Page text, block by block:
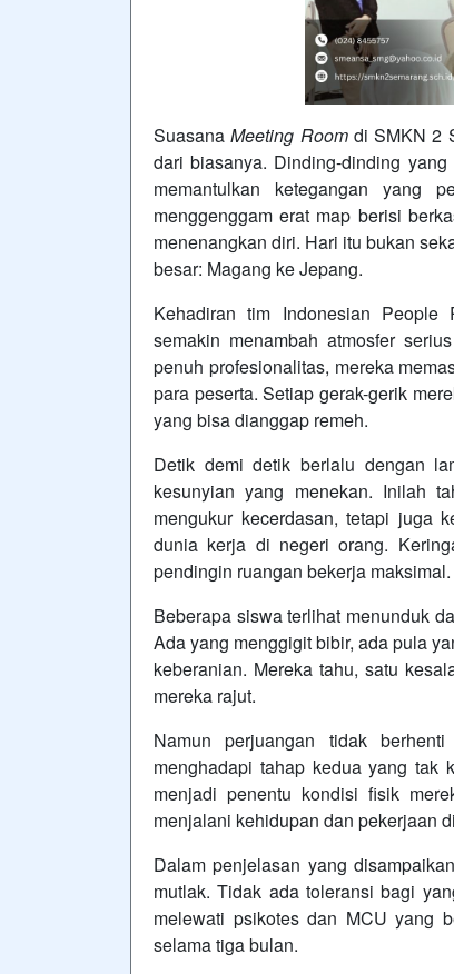
SuasanaMeeting Roomdi SMKN 2
dari biasanya. Dinding-dinding
memantulkan ketegangan yang
menggenggam erat map berisi
menenangkan diri. Hari itu bukan
besar: Magang ke Jepang.
Kehadiran tim Indonesian People
semakin menambah atmosfer
penuh profesionalitas, mereka
para peserta. Setiap gerak-gerik
yang bisa dianggap remeh.
Detik demi detik berlalu dengan
kesunyian yang menekan. Inilah
mengukur kecerdasan, tetapi juga
dunia kerja di negeri orang.
pendingin ruangan bekerja maksimal.
Beberapa siswa terlihat menunduk
Ada yang menggigit bibir, ada pula
keberanian. Mereka tahu, satu
mereka rajut.
Namun perjuangan tidak
menghadapi tahap kedua yang tak
menjadi penentu kondisi fisik
menjalani kehidupan dan pekerjaan
Dalam penjelasan yang
mutlak. Tidak ada toleransi bagi
melewati psikotes dan MCU yang
selama tiga bulan.